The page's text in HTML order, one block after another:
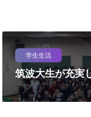
学生生活
筑波大生が充実